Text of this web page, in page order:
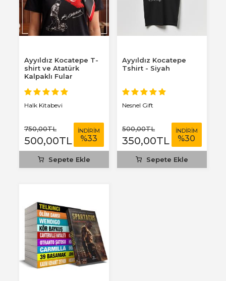
Ayyıldız Kocatepe T-
shirt ve Atatürk
Kalpaklı Fular
Halk Kitabevi
750,00TL
500,00TL
İNDİRİM
%33
Sepete Ekle
Ayyıldız Kocatepe
Tshirt - Siyah
Nesnel Gift
500,00TL
350,00TL
İNDİRİM
%30
Sepete Ekle